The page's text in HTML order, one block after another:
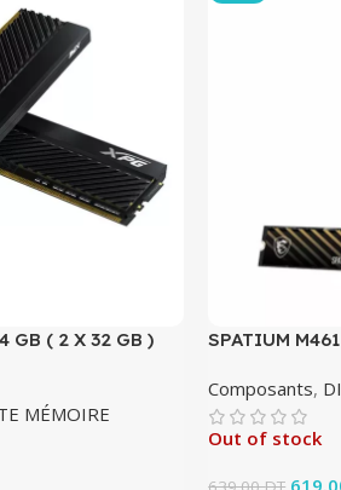
GB ( 2 X 32 GB )
MÉMOIRE
SPATIUM
Composants,
Out of stock